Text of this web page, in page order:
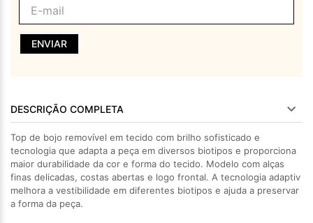
ENVIAR
DESCRIÇÃO COMPLETA
Top de bojo removível em tecido com brilho sofisticado e
tecnologia que adapta a peça em diversos biotipos e proporciona
maior durabilidade da cor e forma do tecido. Modelo com alças
finas delicadas, costas abertas e logo frontal. A tecnologia adaptiv
melhora a vestibilidade em diferentes biotipos e ajuda a preservar
a forma da peça.